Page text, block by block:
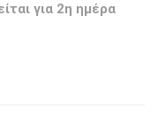
για 2η ημέρα